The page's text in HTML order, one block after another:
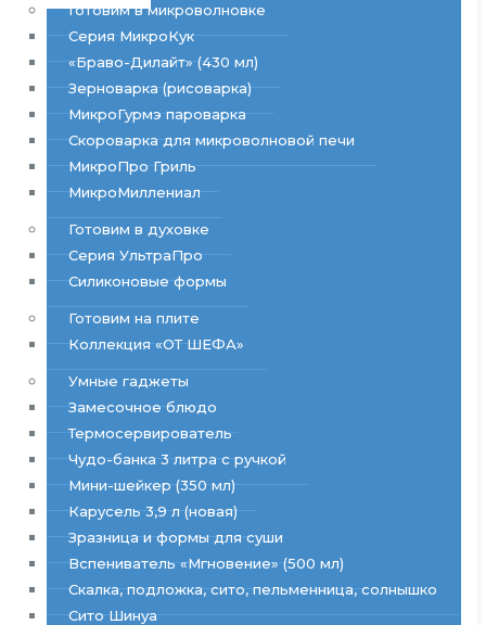
Готовим в микроволновке
Серия МикроКук
«Браво-Дилайт» (430 мл)
Зерноварка (рисоварка)
МикроГурмэ пароварка
Скороварка для микроволновой печи
МикроПро Гриль
МикроМиллениал
Готовим в духовке
Серия УльтраПро
Силиконовые формы
Готовим на плите
Коллекция «ОТ ШЕФА»
Умные гаджеты
Замесочное блюдо
Термосервирователь
Чудо-банка 3 литра с ручкой
Мини-шейкер (350 мл)
Карусель 3,9 л (новая)
Зразница и формы для суши
Вспениватель «Мгновение» (500 мл)
Скалка, подложка, сито, пельменница, солнышко
Сито Шинуа